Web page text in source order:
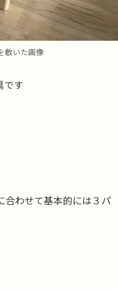
敷いた画像
です
合わせて基本的には３パ